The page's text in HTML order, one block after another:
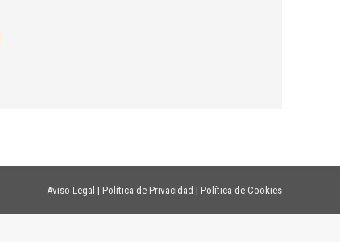
Aviso Legal | Política de Privacidad | Política de Cookies